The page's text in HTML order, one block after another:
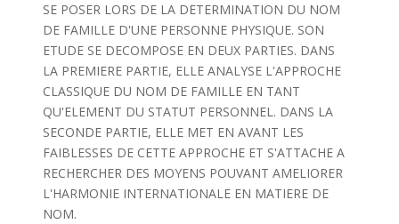
SE POSER LORS DE LA DETERMINATION DU NOM
DE FAMILLE D'UNE PERSONNE PHYSIQUE. SON
ETUDE SE DECOMPOSE EN DEUX PARTIES. DANS
LA PREMIERE PARTIE, ELLE ANALYSE L'APPROCHE
CLASSIQUE DU NOM DE FAMILLE EN TANT
QU'ELEMENT DU STATUT PERSONNEL. DANS LA
SECONDE PARTIE, ELLE MET EN AVANT LES
FAIBLESSES DE CETTE APPROCHE ET S'ATTACHE A
RECHERCHER DES MOYENS POUVANT AMELIORER
L'HARMONIE INTERNATIONALE EN MATIERE DE
NOM.